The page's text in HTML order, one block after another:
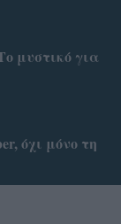
μυστικό για
όχι μόνο τη